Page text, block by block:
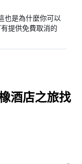
也是為什麼你可以
提供免費取消的
酒店之旅找